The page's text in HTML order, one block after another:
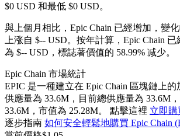
USDC永續
$0 USD 和最低 $0 USD。
與上個月相比，Epic Chain 已經增加，變化
上涨自 $-- USD。 按年計算，Epic Chain
為 $-- USD，標誌著價值的 58.99% 减少。
Epic Chain 市場統計
EPIC 是一種建立在 Epic Chain 區塊鏈上
供應量為 33.6M，目前總供應量為 33.6M
33.6M，市值為 25.28M。 點擊這裡 立即購
逐步指南 如何安全輕鬆地購買 Epic Chain